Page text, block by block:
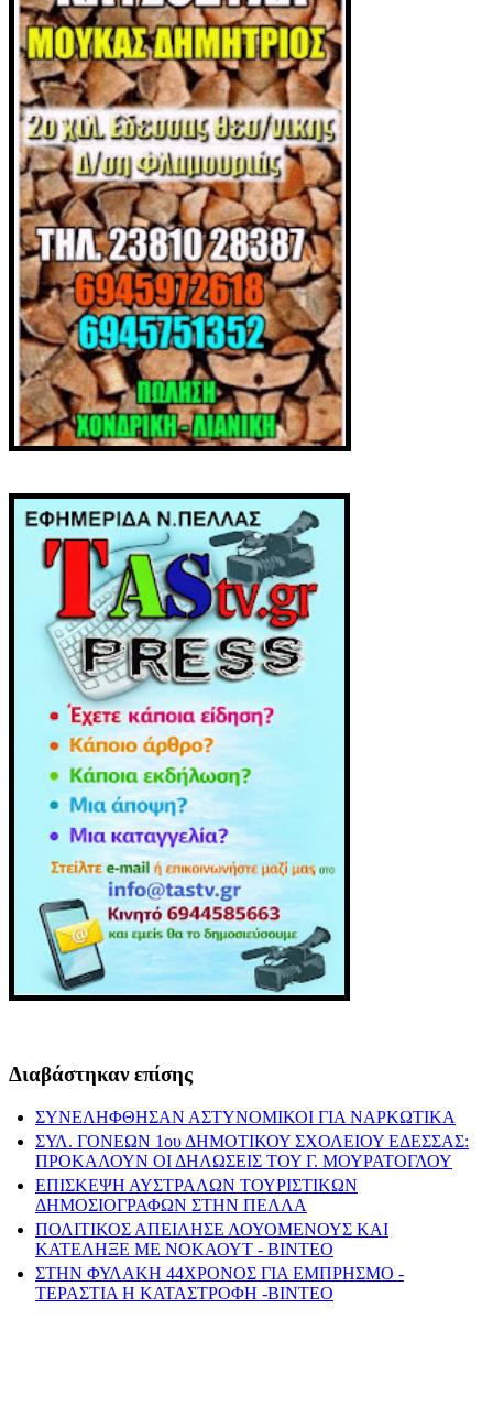
Διαβάστηκαν επίσης
ΣΥΝΕΛΗΦΘΗΣΑΝ ΑΣΤΥΝΟΜΙΚΟΙ ΓΙΑ ΝΑΡΚΩΤΙΚΑ
ΣΥΛ. ΓΟΝΕΩΝ 1ου ΔΗΜΟΤΙΚΟΥ ΣΧΟΛΕΙΟΥ ΕΔΕΣΣΑΣ:
ΠΡΟΚΑΛΟΥΝ ΟΙ ΔΗΛΩΣΕΙΣ ΤΟΥ Γ. ΜΟΥΡΑΤΟΓΛΟΥ
ΕΠΙΣΚΕΨΗ ΑΥΣΤΡΑΛΩΝ ΤΟΥΡΙΣΤΙΚΩΝ
ΔΗΜΟΣΙΟΓΡΑΦΩΝ ΣΤΗΝ ΠΕΛΛΑ
ΠΟΛΙΤΙΚΟΣ ΑΠΕΙΛΗΣΕ ΛΟΥΟΜΕΝΟΥΣ ΚΑΙ
ΚΑΤΕΛΗΞΕ ΜΕ ΝΟΚΑΟΥΤ - ΒΙΝΤΕΟ
ΣΤΗΝ ΦΥΛΑΚΗ 44ΧΡΟΝΟΣ ΓΙΑ ΕΜΠΡΗΣΜΟ -
ΤΕΡΑΣΤΙΑ Η ΚΑΤΑΣΤΡΟΦΗ -ΒΙΝΤΕΟ